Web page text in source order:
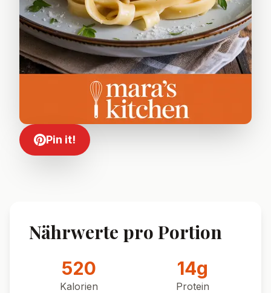
Pin it!
Nährwerte pro Portion
520
Kalorien
14g
Protein